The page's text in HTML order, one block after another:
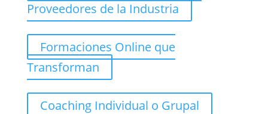
Proveedores de la Industria
Formaciones Online que
Transforman
Coaching Individual o Grupal